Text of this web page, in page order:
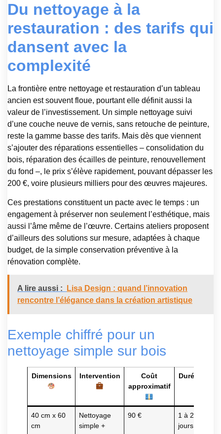
Du nettoyage à la
restauration : des tarifs qui
dansent avec la
complexité
La frontière entre nettoyage et restauration d’un tableau
ancien est souvent floue, pourtant elle définit aussi la
valeur de l’investissement. Un simple nettoyage suivi
d’une couche neuve de vernis, sans retouche de peinture,
reste la gamme basse des tarifs. Mais dès que viennent
s’ajouter des réparations essentielles – consolidation du
bois, réparation des écailles de peinture, renouvellement
du fond –, le prix s’élève rapidement, pouvant dépasser les
200 €, voire plusieurs milliers pour des œuvres majeures.
Ces prestations constituent un pacte avec le temps : un
engagement à préserver non seulement l’esthétique, mais
aussi l’âme même de l’œuvre. Certains ateliers proposent
d’ailleurs des solutions sur mesure, adaptées à chaque
budget, de la simple conservation préventive à la
rénovation complète.
A lire aussi :
Lisa Design : quand l’innovation
rencontre l’élégance dans la création artistique
Exemple chiffré pour un
nettoyage simple sur bois
Dimensions Intervention
Coût
approximatif
Durée
40 cm x 60
cm
Nettoyage
simple +
90 €
1 à 2
jours